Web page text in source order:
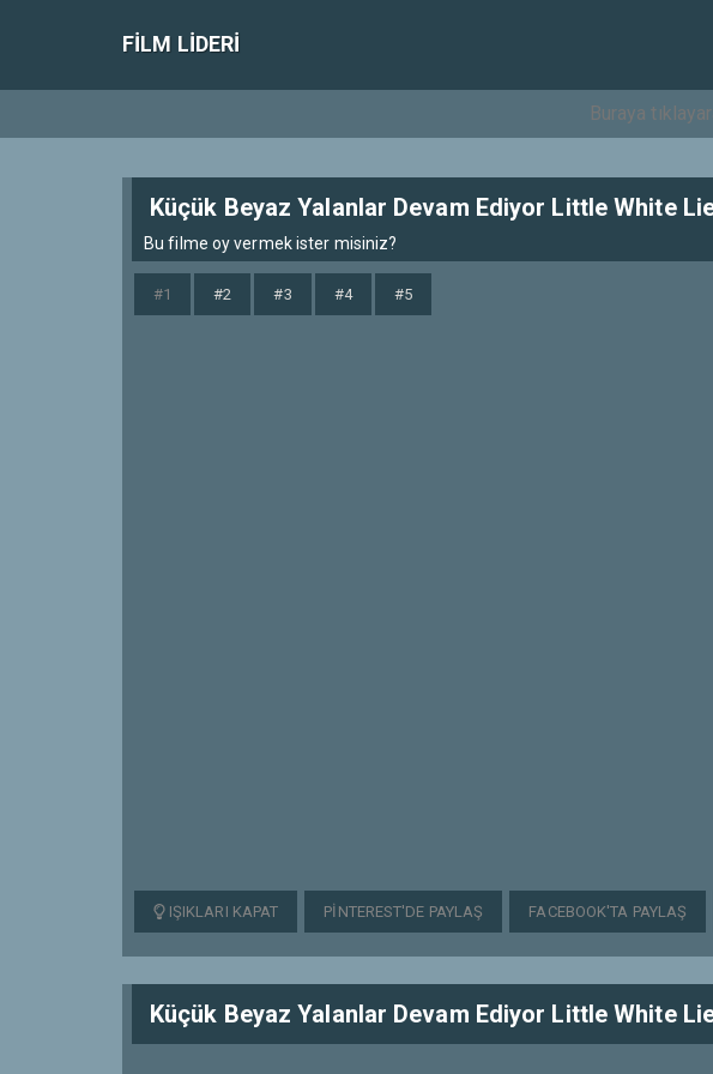
FILM LIDERI
Küçük Beyaz Yalanlar Devam Ediyor Little White
Bu filme oy vermek ister misiniz?
#1 #2 #3 #4 #5
IŞIKLARI KAPAT PINTEREST'DE PAYLAŞ FACEBOOK'TA PAYLAŞ
Küçük Beyaz Yalanlar Devam Ediyor Little White